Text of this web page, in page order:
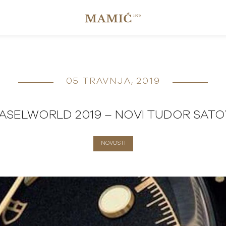
05 TRAVNJA, 2019
2019 – NOVI TUDOR
NOVOSTI